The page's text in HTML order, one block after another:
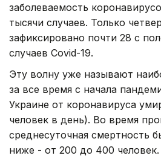
заболеваемость
тысячи случаев. Только
зафиксировано почти 28 с
случаев Covid-19.
Эту волну уже называют
за все время с начала
Украине от коронавируса
человек в день). Во время
среднесуточная смертность
ниже - от 200 до 400 человек.